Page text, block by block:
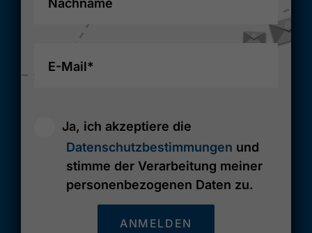
Nachname
E-Mail*
Ja, ich akzeptiere die
Datenschutzbestimmungen und
stimme der Verarbeitung meiner
personenbezogenen Daten zu.
ANMELDEN